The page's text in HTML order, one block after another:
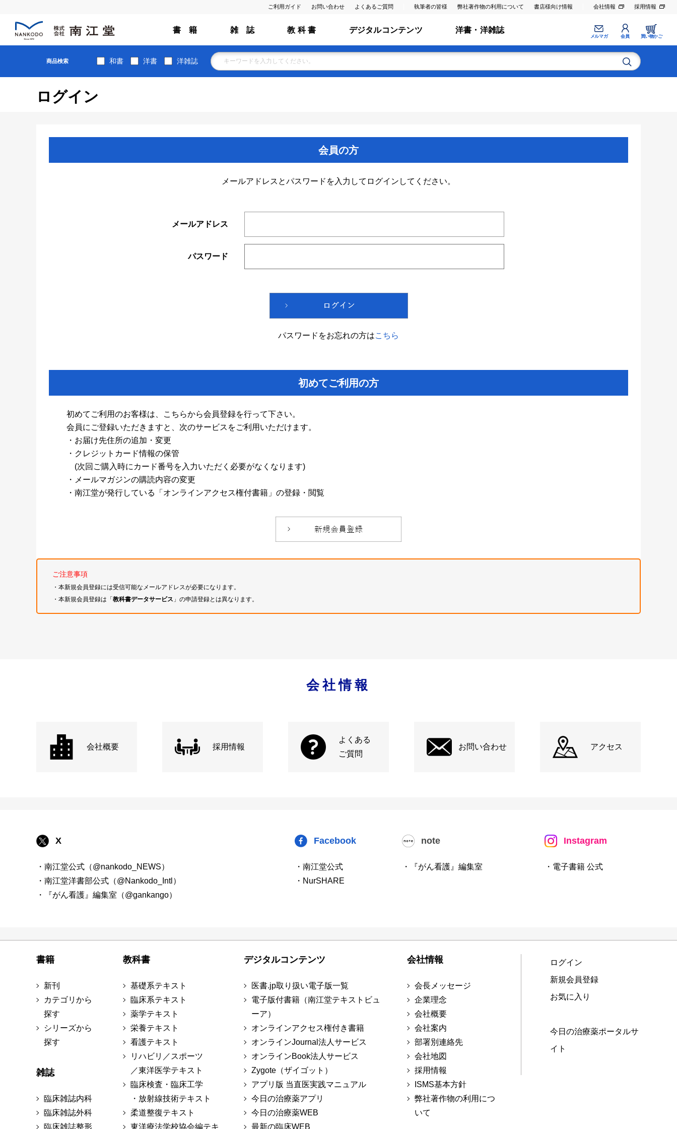
ご利用ガイド お問い合わせ よくあるご質問 執筆者の皆様 弊社著作物の利用について 書店様向け情報 会社情報 採用情報
書 籍 雑 誌 教 科 書 デジタルコンテンツ 洋書・洋雑誌
メルマガ 会員 買い物かご
商品検索 和書 洋書 洋雑誌
ログイン
会員の方
メールアドレスとパスワードを入力してログインしてください。
メールアドレス
パスワード
パスワードをお忘れの方はこちら
初めてご利用の方
初めてご利用のお客様は、こちらから会員登録を行って下さい。
会員にご登録いただきますと、次のサービスをご利用いただけます。
・お届け先住所の追加・変更
・クレジットカード情報の保管
(次回ご購入時にカード番号を入力いただく必要がなくなります)
・メールマガジンの購読内容の変更
・南江堂が発行している「オンラインアクセス権付書籍」の登録・閲覧
ご注意事項
・本新規会員登録には受信可能なメールアドレスが必要になります。
・本新規会員登録は「教科書データサービス 」の申請登録とは異なります。
会社情報
会社概要 採用情報
よくある
ご質問
お問い合わせ アクセス
X
・南江堂公式（@nankodo_NEWS）
・南江堂洋書部公式（@Nankodo_Intl）
・『がん看護』編集室（@gankango）
Facebook
・南江堂公式
・NurSHARE
note
・『がん看護』編集室
Instagram
・電子書籍 公式
書籍
新刊
カテゴリから
探す
シリーズから
探す
雑誌
臨床雑誌内科
臨床雑誌外科
臨床雑誌整形
教科書
基礎系テキスト
臨床系テキスト
薬学テキスト
栄養テキスト
看護テキスト
リハビリ／スポーツ
／東洋医学テキスト
臨床検査・臨床工学
・放射線技術テキスト
柔道整復テキスト
東洋療法学校協会編テキ
デジタルコンテンツ
医書.jp取り扱い電子版一覧
電子版付書籍（南江堂テキストビュ
ーア）
オンラインアクセス権付き書籍
オンラインJournal法人サービス
オンラインBook法人サービス
Zygote（ザイゴット）
アプリ版 当直医実践マニュアル
今日の治療薬アプリ
今日の治療薬WEB
最新の臨床WEB
会社情報
会長メッセージ
企業理念
会社概要
会社案内
部署別連絡先
会社地図
採用情報
ISMS基本方針
弊社著作物の利用につ
いて
ログイン
新規会員登録
お気に入り
今日の治療薬ポータルサ
イト